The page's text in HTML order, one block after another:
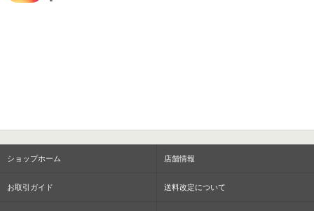
ショップホーム 店舗情報
お取引ガイド 送料改定について